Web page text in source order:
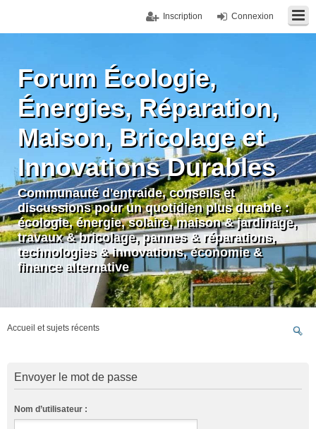
Connexion
Inscription
Forum Écologie,
Énergies, Réparation,
Maison, Bricolage et
Innovations Durables
Communauté d'entraide, conseils et
discussions pour un quotidien plus durable :
écologie, énergie, solaire, maison & jardinage,
travaux & bricolage, pannes & réparations,
technologies & innovations, économie &
finance alternative
Accueil et sujets récents
Envoyer le mot de passe
Nom d’utilisateur :